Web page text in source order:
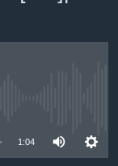
1:04